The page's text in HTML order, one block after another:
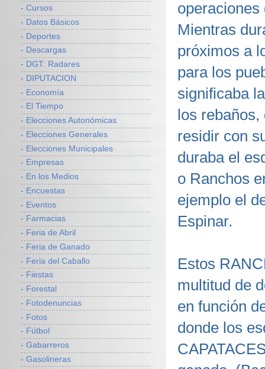
operaciones
Mientras
próximos a
para los
significaba
los
residir con
duraba el
o Ranchos
ejemplo el
Espinar.
Estos
multitud de
en función
donde los
- Cursos
- Datos Básicos
- Deportes
- Descargas
- DGT: Radares
- DIPUTACION
- Economía
- El Tiempo
- Elecciones Autonómicas
- Elecciones Generales
- Elecciones Municipales
- Empresas
- En los Medios
- Encuestas
- Eventos
- Farmacias
- Feria de Abril
- Feria de Ganado
- Feria del Caballo
- Fiestas
- Forestal
- Fotodenuncias
- Fotos
- Fútbol
- Gabarreros
- Gasolineras